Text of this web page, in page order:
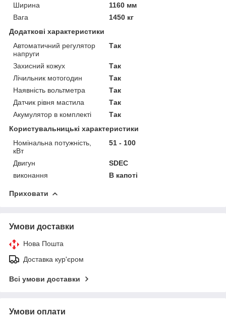
Ширина
1160 мм
Вага
1450 кг
Додаткові характеристики
Автоматичний регулятор
напруги
Так
Захисний кожух
Так
Лічильник мотогодин
Так
Наявність вольтметра
Так
Датчик рівня мастила
Так
Акумулятор в комплекті
Так
Користувальницькі характеристики
Номінальна потужність,
кВт
51 - 100
Двигун
SDEC
виконання
В капоті
Приховати
Умови доставки
Нова Пошта
Доставка кур'єром
Всі умови доставки
Умови оплати